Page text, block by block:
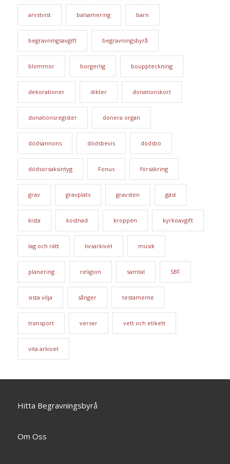
arvstvist balsamering barn
begravningsavgift begravningsbyrå
blommor borgerlig bouppteckning
dekorationer dikter donationskort
donationsregister donera organ
dödsannons dödsbevis dödsbo
dödsorsaksintyg Fonus försäkring
grav gravplats gravsten gäst
kista kostnad kroppen kyrkoavgift
lag och rätt livsarkivet musik
planering religion samtal SBF
sista vilja sånger testamente
transport verser vett och etikett
vita arkivet
Hitta Begravningsbyrå
Om Oss